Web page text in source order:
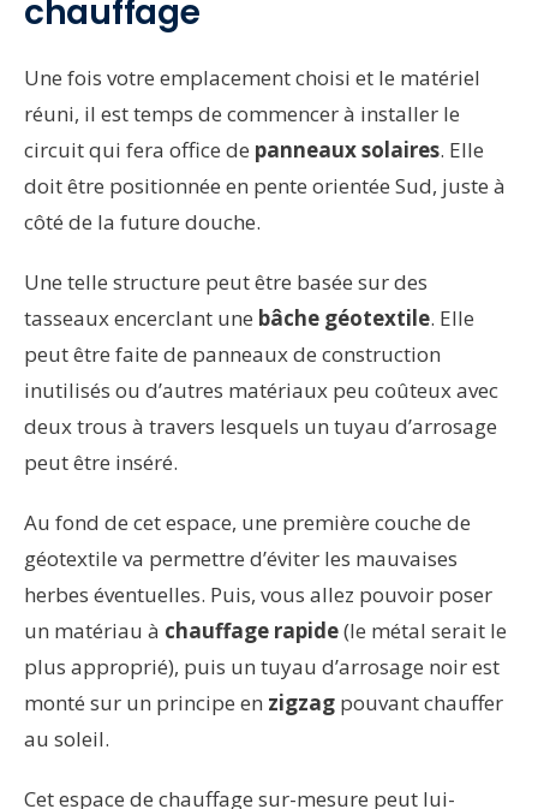
chauffage
Une fois votre emplacement choisi et le matériel
réuni, il est temps de commencer à installer le
circuit qui fera office de panneaux solaires. Elle
doit être positionnée en pente orientée Sud, juste à
côté de la future douche.
Une telle structure peut être basée sur des
tasseaux encerclant une bâche géotextile. Elle
peut être faite de panneaux de construction
inutilisés ou d’autres matériaux peu coûteux avec
deux trous à travers lesquels un tuyau d’arrosage
peut être inséré.
Au fond de cet espace, une première couche de
géotextile va permettre d’éviter les mauvaises
herbes éventuelles. Puis, vous allez pouvoir poser
un matériau à chauffage rapide(le métal serait le
plus approprié), puis un tuyau d’arrosage noir est
monté sur un principe en zigzag pouvant chauffer
au soleil.
Cet espace de chauffage sur-mesure peut lui-